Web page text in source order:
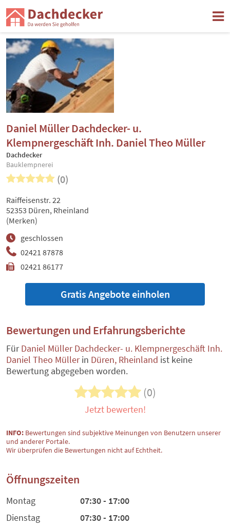
Daniel Müller Dachdecker- u.
Klempnergeschäft Inh. Daniel Theo Müller
Dachdecker
Bauklempnerei
(0)
02421 87878
02421 86177
geschlossen
Raiffeisenstr. 22
52353 Düren, Rheinland
(Merken)
Gratis Angebote einholen
Bewertungen und Erfahrungsberichte
FürDaniel Müller Dachdecker- u. Klempnergeschäft Inh.
Daniel Theo Müllerin Düren, Rheinland ist keine
Bewertung abgegeben worden.
(0)
Jetzt bewerten!
INFO: Bewertungen sind subjektive Meinungen von Benutzern unserer
und anderer Portale.
Wir überprüfen die Bewertungen nicht auf Echtheit.
Öffnungszeiten
Montag
07:30 - 17:00
Dienstag
07:30 - 17:00